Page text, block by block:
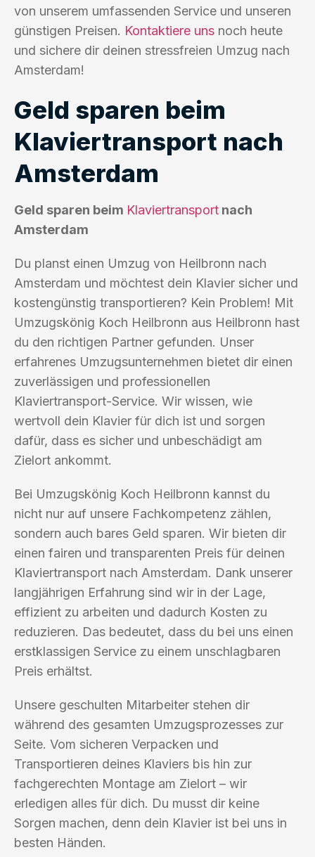
von unserem umfassenden Service und unseren
günstigen Preisen. Kontaktiere uns noch heute
und sichere dir deinen stressfreien Umzug nach
Amsterdam!
Geld sparen beim
Klaviertransport nach
Amsterdam
Geld sparen beim Klaviertransport nach
Amsterdam
Du planst einen Umzug von Heilbronn nach
Amsterdam und möchtest dein Klavier sicher und
kostengünstig transportieren? Kein Problem! Mit
Umzugskönig Koch Heilbronn aus Heilbronn hast
du den richtigen Partner gefunden. Unser
erfahrenes Umzugsunternehmen bietet dir einen
zuverlässigen und professionellen
Klaviertransport-Service. Wir wissen, wie
wertvoll dein Klavier für dich ist und sorgen
dafür, dass es sicher und unbeschädigt am
Zielort ankommt.
Bei Umzugskönig Koch Heilbronn kannst du
nicht nur auf unsere Fachkompetenz zählen,
sondern auch bares Geld sparen. Wir bieten dir
einen fairen und transparenten Preis für deinen
Klaviertransport nach Amsterdam. Dank unserer
langjährigen Erfahrung sind wir in der Lage,
effizient zu arbeiten und dadurch Kosten zu
reduzieren. Das bedeutet, dass du bei uns einen
erstklassigen Service zu einem unschlagbaren
Preis erhältst.
Unsere geschulten Mitarbeiter stehen dir
während des gesamten Umzugsprozesses zur
Seite. Vom sicheren Verpacken und
Transportieren deines Klaviers bis hin zur
fachgerechten Montage am Zielort – wir
erledigen alles für dich. Du musst dir keine
Sorgen machen, denn dein Klavier ist bei uns in
besten Händen.